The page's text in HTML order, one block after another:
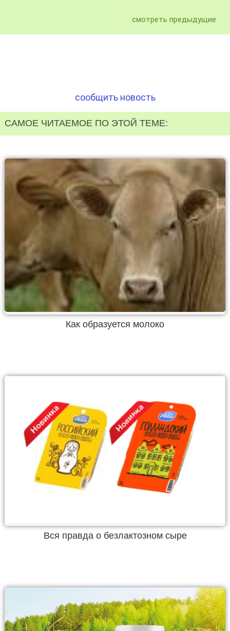
смотреть предыдущие
сообщить новость
САМОЕ ЧИТАЕМОЕ ПО ЭТОЙ ТЕМЕ:
Как образуется молоко
Вся правда о безлактозном сыре